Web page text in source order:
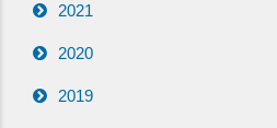
2021
2020
2019